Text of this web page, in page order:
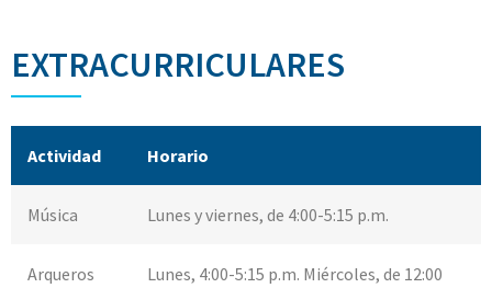
EXTRACURRICULARES
Actividad Horario
Música Lunes y viernes, de 4:00-5:15 p.m.
Arqueros
Lunes, 4:00-5:15 p.m. Miércoles, de 12:00